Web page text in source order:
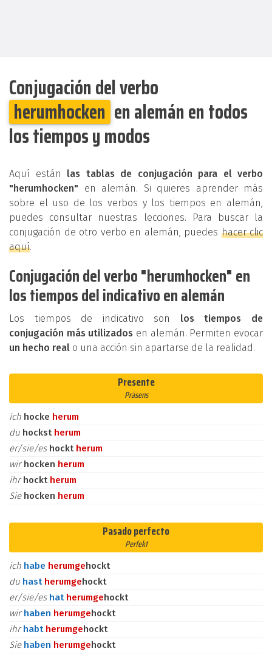
Conjugación del verbo
herumhocken en alemán en todos
los tiempos y modos
Aquí están las tablas de conjugación para el verbo
"herumhocken" en alemán. Si quieres aprender más
sobre el uso de los verbos y los tiempos en alemán,
puedes consultar nuestras lecciones. Para buscar la
conjugación de otro verbo en alemán, puedes hacer clic
aquí.
Conjugación del verbo "herumhocken" en
los tiempos del indicativo en alemán
Los tiempos de indicativo son los tiempos de
conjugación más utilizados en alemán. Permiten evocar
un hecho real o una acción sin apartarse de la realidad.
Presente
Präsens
ich hocke herum
du hockst herum
er/sie/es hockt herum
wirhocken herum
ihrhockt herum
Sie hocken herum
Pasado perfecto
Perfekt
ich habe herumgehockt
du hast herumgehockt
er/sie/es hat herumgehockt
wirhaben herumgehockt
ihrhabt herumgehockt
Sie haben herumgehockt